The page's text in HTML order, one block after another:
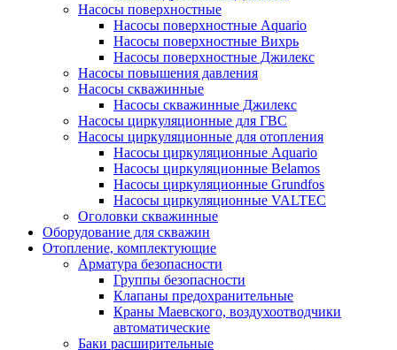
Насосы поверхностные
Насосы поверхностные Аquario
Насосы поверхностные Вихрь
Насосы поверхностные Джилекс
Насосы повышения давления
Насосы скважинные
Насосы скважинные Джилекс
Насосы циркуляционные для ГВС
Насосы циркуляционные для отопления
Насосы циркуляционные Aquario
Насосы циркуляционные Belamos
Насосы циркуляционные Grundfos
Насосы циркуляционные VALTEC
Оголовки скважинные
Оборудование для скважин
Отопление, комплектующие
Арматура безопасности
Группы безопасности
Клапаны предохранительные
Краны Маевского, воздухоотводчики
автоматические
Баки расширительные